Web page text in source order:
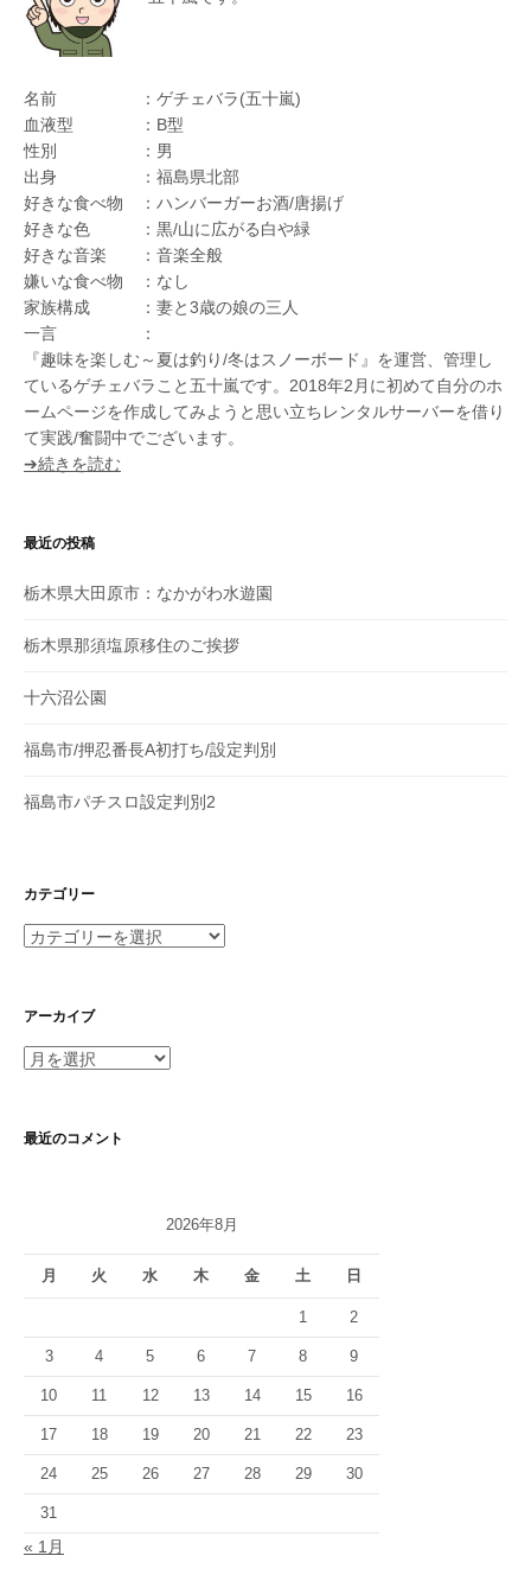
名前 ：ゲチェバラ(五十嵐)
血液型 ：B型
性別 ：男
出身 ：福島県北部
好きな食べ物 ：ハンバーガーお酒/唐揚げ
好きな色 ：黒/山に広がる白や緑
好きな音楽 ：音楽全般
嫌いな食べ物 ：なし
家族構成 ：妻と3歳の娘の三人
一言 ：
『趣味を楽しむ～夏は釣り/冬はスノーボード』を運営、管理し
ているゲチェバラこと五十嵐です。2018年2月に初めて自分のホ
ームページを作成してみようと思い立ちレンタルサーバーを借り
て実践/奮闘中でございます。
➔続きを読む
最近の投稿
栃木県大田原市：なかがわ水遊園
栃木県那須塩原移住のご挨拶
十六沼公園
福島市/押忍番長A初打ち/設定判別
福島市パチスロ設定判別2
カテゴリー
カ
リ
アーカイブ
ア
イ
最近のコメント
2026年8月
月 火 水 木 金 土 日
1 2
3 4 5 6 7 8 9
10 11 12 13 14 15 16
17 18 19 20 21 22 23
24 25 26 27 28 29 30
31
« 1月